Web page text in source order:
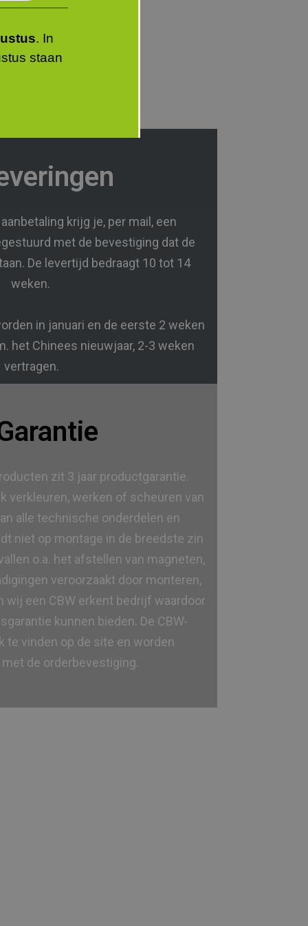
krijg je, per mail, een
met de bevestiging dat de
De levertijd bedraagt 10 tot 14
weken.
in januari en de eerste 2 weken
het Chinees nieuwjaar, 2-3 weken
vertragen.
zit 3 jaar productgarantie.
verkleuren, werken of scheuren van
alle technische onderdelen en
niet op montage in de breedste zin
o.a. het afstellen van magneten,
veroorzaakt door monteren,
wij een CBW erkent bedrijf waardoor
kunnen bieden. De CBW-
te vinden op de site en worden
de orderbevestiging.
. In
staan